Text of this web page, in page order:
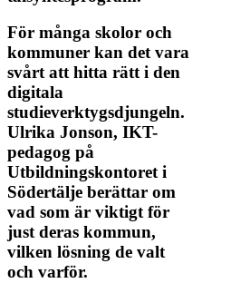
För många skolor och
kommuner kan det vara
svårt att hitta rätt i den
digitala
studieverktygsdjungeln.
Ulrika Jonson, IKT-
pedagog på
Utbildningskontoret i
Södertälje berättar om
vad som är viktigt för
just deras kommun,
vilken lösning de valt
och varför.